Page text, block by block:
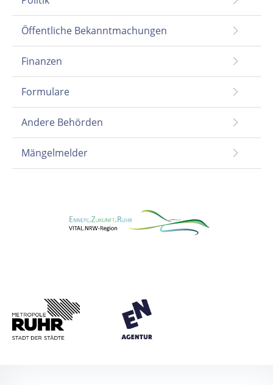
Öffentliche Bekanntmachungen
Finanzen
Formulare
Andere Behörden
Mängelmelder